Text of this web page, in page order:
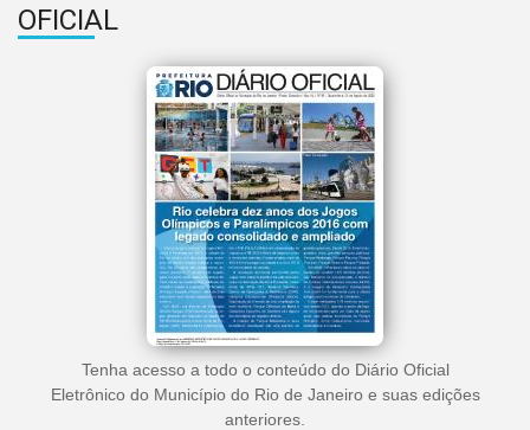
OFICIAL
Tenha acesso a todo o conteúdo do Diário Oficial
Eletrônico do Município do Rio de Janeiro e suas edições
anteriores.